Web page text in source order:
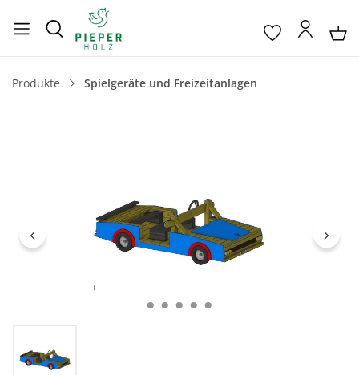
Produkte Spielgeräte und Freizeitanlagen